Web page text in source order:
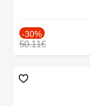
-30%
50.11€